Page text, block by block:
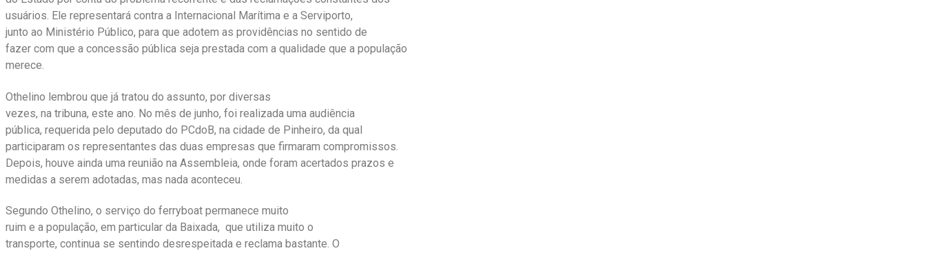
usuários. Ele representará contra a Internacional Marítima e a Serviporto,
junto ao Ministério Público, para que adotem as providências no sentido de
fazer com que a concessão pública seja prestada com a qualidade que a população
merece.
Othelino lembrou que já tratou do assunto, por diversas
vezes, na tribuna, este ano. No mês de junho, foi realizada uma audiência
pública, requerida pelo deputado do PCdoB, na cidade de Pinheiro, da qual
participaram os representantes das duas empresas que firmaram compromissos.
Depois, houve ainda uma reunião na Assembleia, onde foram acertados prazos e
medidas a serem adotadas, mas nada aconteceu.
Segundo Othelino, o serviço do ferryboat permanece muito
ruim e a população, em particular da Baixada, que utiliza muito o
transporte, continua se sentindo desrespeitada e reclama bastante. O